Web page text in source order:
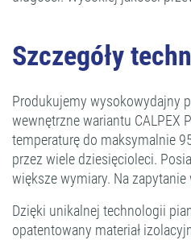
Szczegóły
Produkujemy wysokowydajny
wewnętrzne wariantu CALPEX
temperaturę do maksymalnie
przez wiele dziesięcioleci.
większe wymiary. Na
Dzięki unikalnej technologii
opatentowany materiał